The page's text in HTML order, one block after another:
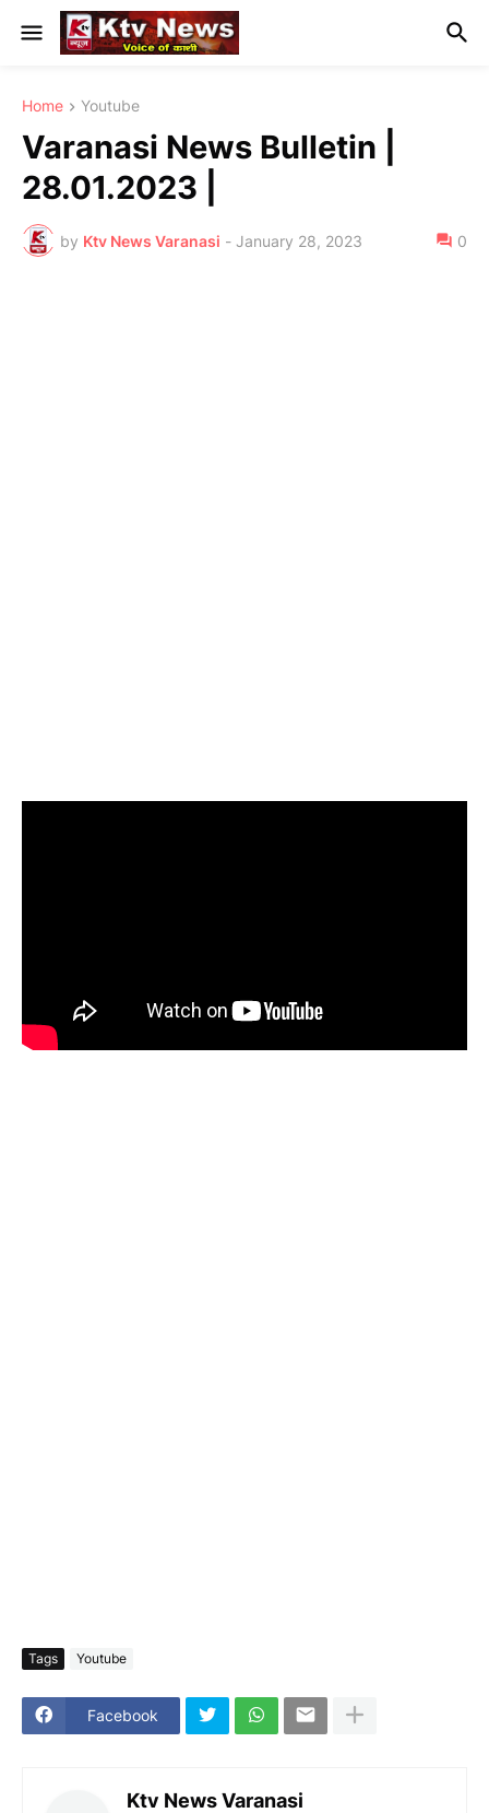
Home Youtube
Varanasi News Bulletin |
28.01.2023 |
by Ktv News Varanasi - January 28, 2023 0
Tags Youtube
Facebook
Ktv News Varanasi